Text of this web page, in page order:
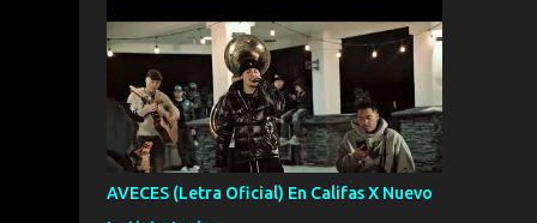
AVECES (Letra Oficial) En Califas X Nuevo